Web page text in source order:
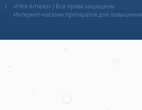
«Моя Аптека» | Все права защищены
Интернет-магазин препаратов для